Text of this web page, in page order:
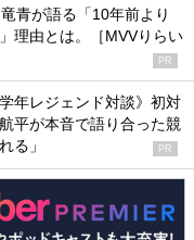
青が語る「10年前より
理由とは。［MVVりらい
PR
年レジェンド対談》初対
平が本音で語り合った競
る」
PR